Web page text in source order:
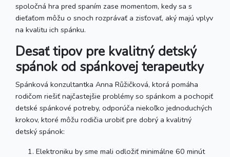
spoločná hra pred spaním zase momentom, kedy sa s
dieťaťom môžu o snoch rozprávať a zisťovať, aký majú vplyv
na kvalitu ich spánku.
Desať tipov pre kvalitný detský
spánok od spánkovej terapeutky
Spánková konzultantka Anna Růžičková, ktorá pomáha
rodičom riešiť najčastejšie problémy so spánkom a pochopiť
detské spánkové potreby, odporúča niekoľko jednoduchých
krokov, ktoré môžu rodičia urobiť pre dobrý a kvalitný
detský spánok:
Elektroniku by sme mali odložiť minimálne 60 minút